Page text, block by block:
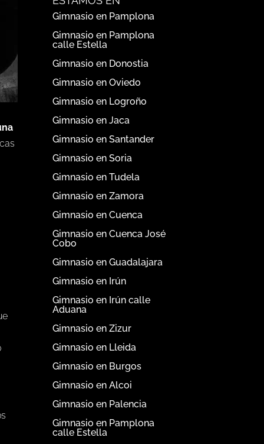
Gimnasio en Pamplona
Gimnasio en Pamplona
calle Estella
Gimnasio en Donostia
Gimnasio en Oviedo
Gimnasio en Logroño
Gimnasio en Jaca
Gimnasio en Santander
Gimnasio en Soria
Gimnasio en Tudela
Gimnasio en Zamora
Gimnasio en Cuenca
Gimnasio en Cuenca José
Cobo
Gimnasio en Guadalajara
Gimnasio en Irún
Gimnasio en Irún calle
Aduana
Gimnasio en Zizur
Gimnasio en Lleida
Gimnasio en Burgos
Gimnasio en Alcoi
Gimnasio en Palencia
Gimnasio en Pamplona
calle Estella